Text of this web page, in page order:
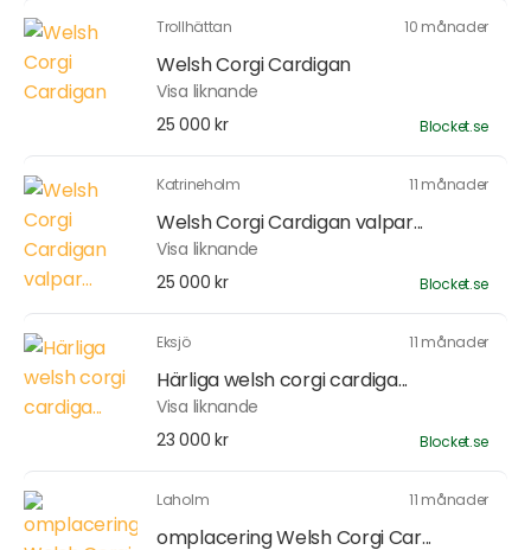
Trollhättan 10 månader
Welsh Corgi Cardigan
Visa liknande
25 000 kr
Blocket.se
Katrineholm 11 månader
Welsh Corgi Cardigan valpar...
Visa liknande
25 000 kr
Blocket.se
Eksjö 11 månader
Härliga welsh corgi cardiga...
Visa liknande
23 000 kr
Blocket.se
Laholm 11 månader
omplacering Welsh Corgi Car...